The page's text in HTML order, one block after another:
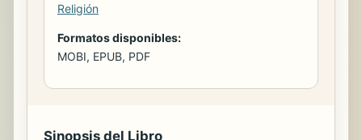
Religión
Formatos disponibles:
MOBI, EPUB, PDF
Sinopsis del Libro